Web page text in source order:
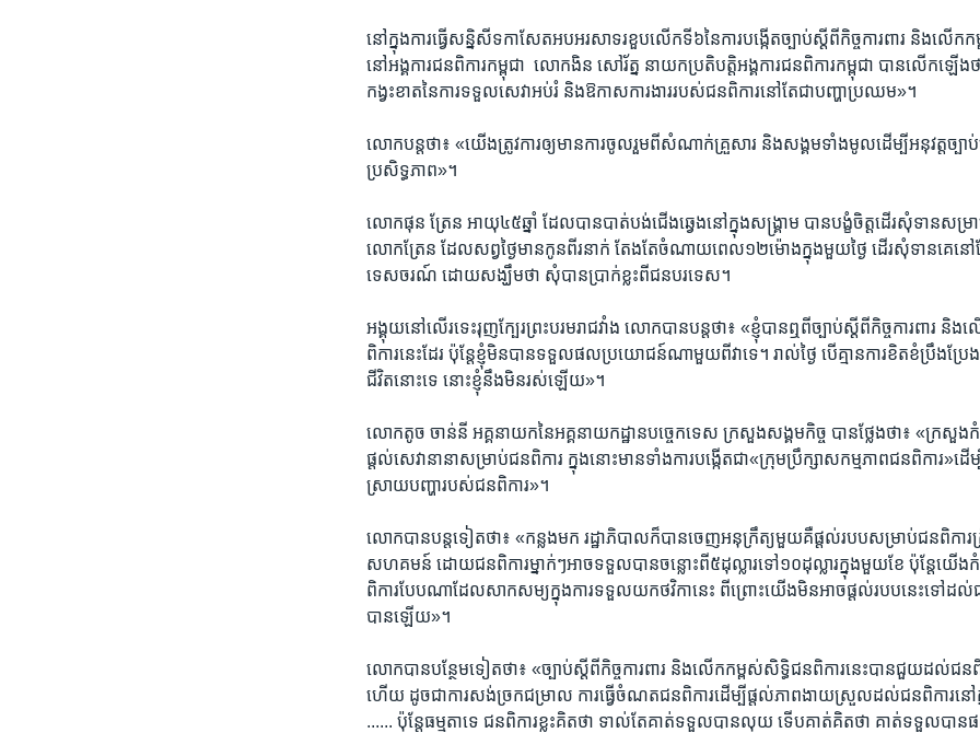
នៅ​ក្នុង​ការ​ធ្វើ​សន្និសីទ​កាសែត​អបអរ​សាទរ​ខួប​លើក​ទី៦​នៃ​ការ​បង្កើត​ច្បាប់​ស្ដីពី​កិច្ច​ការពារ​ និង​លើក​
នៅ​អង្គការ​ជនពិការ​កម្ពុជា​ ​ លោកងិន សៅរ័ត្ន​ នាយក​ប្រតិបត្តិ​អង្គការ​ជន​ពិការ​កម្ពុជា ​បាន​លើក​ឡើង​ថ
កង្វះ​ខាត​នៃ​ការ​ទទួល​សេវា​អប់រំ​ និង​ឱកាស​ការងារ​របស់​ជន​ពិការ​នៅ​តែ​ជា​បញ្ហា​ប្រឈម»។​
លោក​បន្ត​ថា៖​ «យើង​ត្រូវការ​ឲ្យ​មាន​ការ​ចូលរួមពី​សំណាក់​គ្រួសារ​ និង​សង្គម​ទាំងមូល​ដើម្បី​អនុវត្ត​ច្បា
ប្រសិទ្ធ​ភាព»។​
លោកផុន ត្រែន ​អាយុ​៤៥​ឆ្នាំ ​ដែល​បាន​បាត់បង់​ជើង​ឆ្វេង​នៅ​ក្នុង​សង្គ្រាម​ បាន​បង្ខំ​ចិត្តដើរ​សុំ​ទាន​សម្រា
លោកត្រែន ដែល​សព្វ​ថ្ងៃ​មាន​កូន​ពីរ​នាក់​ តែងតែ​ចំណាយ​ពេល​១២​ម៉ោង​ក្នុង​មួយ​ថ្ងៃ ដើរ​សុំទាន​គេ​នៅ​
ទេសចរណ៍​ ដោយ​សង្ឃឹម​ថា ​សុំ​បាន​ប្រាក់​ខ្លះ​ពី​ជន​បរទេស។​
អង្គុយ​នៅ​លើ​រទេះ​រុញ​ក្បែរ​ព្រះ​បរម​រាជ​វាំង លោក​បាន​បន្ត​ថា៖​ «ខ្ញុំ​បាន​ឮ​ពី​ច្បាប់​ស្ដីពី​កិច្ច​ការពារ​ និ
ពិការ​នេះ​ដែរ​ ប៉ុន្តែ​ខ្ញុំ​មិន​បាន​ទទួល​ផល​ប្រយោជន៍​ណា​មួយ​ពី​វា​ទេ។​ រាល់​ថ្ងៃ​ បើ​គ្មាន​ការ​ខិតខំ​ប្រឹងប្រែ
ជីវិត​នោះទេ នោះខ្ញុំ​នឹង​មិន​រស់​ឡើយ»។​
លោកតូច ចាន់នី​ អគ្គនាយក​នៃ​អគ្គនាយក​ដ្ឋាន​បច្ចេក​ទេស​ ក្រសួង​សង្គម​កិច្ច​ បាន​ថ្លែង​ថា៖​ «ក្រសួង​កំពុ
ផ្តល់​សេវា​នានា​សម្រាប់​ជន​ពិការ​ ក្នុង​នោះ​មាន​ទាំង​ការ​បង្កើត​ជា​«ក្រុម​ប្រឹក្សា​សកម្ម​ភាព​ជនពិការ»​ដ
ស្រាយ​បញ្ហា​របស់​ជន​ពិការ»។​
លោក​បាន​បន្ត​ទៀត​ថា៖​ «កន្លង​មក​ រដ្ឋាភិបាល​ក៏​បាន​ចេញ​អនុក្រឹត្យមួយ​គឺ​ផ្ដល់​របប​សម្រាប់​ជន​ពិការ​
សហគមន៍​ ដោយជន​ពិការ​ម្នាក់ៗ​អាច​ទទួល​បាន​ចន្លោះ​ពី​៥​ដុល្លារ​ទៅ១០​ដុល្លារ​ក្នុង​មួយ​ខែ​ ប៉ុន្តែ​យើង​
ពិការ​បែបណា​ដែល​សាកសម្យ​ក្នុង​ការ​ទទួលយក​ថវិកា​នេះ​ ពីព្រោះ​យើង​មិន​អាច​ផ្ដល់​របប​នេះ​ទៅ​ដ
បាន​ឡើយ»។​
លោក​បាន​បន្ថែម​ទៀត​ថា៖​ «ច្បាប់​ស្ដីពី​កិច្ច​ការពារ​ និង​លើក​កម្ពស់​សិទ្ធិ​ជន​ពិការ​នេះ​បាន​ជួយ​ដល់​ជន​ពិ
ហើយ​ ដូចជា​ការ​សង់​ច្រក​ជម្រាល ការ​ធ្វើ​ចំណត​ជន​ពិការ​ដើម្បី​ផ្ដល់​ភាព​ងាយ​ស្រួល​ដល់​ជន​ពិការ​នៅ​ក្
...... ​ប៉ុន្តែ​ធម្មតា​ទេ​ ជន​ពិការ​ខ្លះ​គិត​ថា​ ទាល់តែ​គាត់​ទទួល​បាន​លុយ​ ទើប​គាត់​គិត​ថា​ គាត់​ទទួលបា